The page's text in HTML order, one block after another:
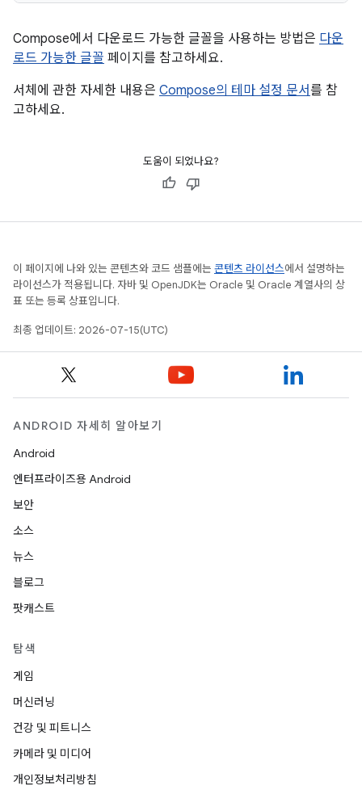
Compose에서 다운로드 가능한 글꼴을 사용하는 방법은 다운
로드 가능한 글꼴 페이지를 참고하세요.
서체에 관한 자세한 내용은 Compose의 테마 설정 문서를 참
고하세요.
도움이 되었나요?
이 페이지에 나와 있는 콘텐츠와 코드 샘플에는 콘텐츠 라이선스에서 설명하는
라이선스가 적용됩니다. 자바 및 OpenJDK는 Oracle 및 Oracle 계열사의 상
표 또는 등록 상표입니다.
최종 업데이트: 2026-07-15(UTC)
ANDROID 자세히 알아보기
Android
엔터프라이즈용 Android
보안
소스
뉴스
블로그
팟캐스트
탐색
게임
머신러닝
건강 및 피트니스
카메라 및 미디어
개인정보처리방침